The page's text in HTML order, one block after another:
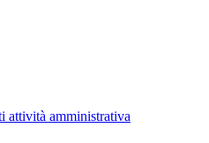
attività amministrativa